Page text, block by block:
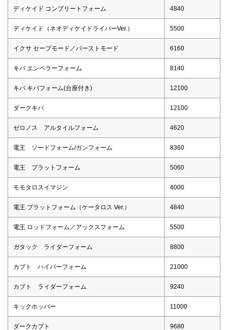
ディケイド コンプリートフォーム 4840
ディケイド（ネオディケイドライバーVer.） 5500
イクサ セーブモード／バーストモード 6160
キバ エンペラーフォーム 8140
キバ キバフォーム(台座付き) 12100
ダークキバ 12100
ゼロノス アルタイルフォーム 4620
電王 ソードフォーム/ガンフォーム 8360
電王 プラットフォーム 5060
モモタロスイマジン 4000
電王 プラットフォーム（ケータロス Ver.） 4840
電王 ロッドフォーム／アックスフォーム 5500
ガタック ライダーフォーム 8800
カブト ハイパーフォーム 21000
カブト ライダーフォーム 9240
キックホッパー 11000
ダークカブト 9680